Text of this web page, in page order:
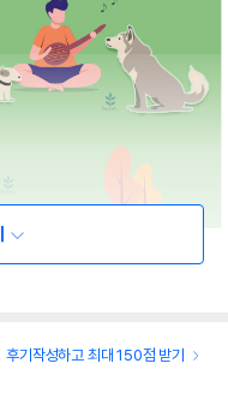
후기작성하고 최대 150점 받기